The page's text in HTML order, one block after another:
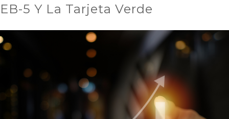
EB-5 Y La Tarjeta Verde